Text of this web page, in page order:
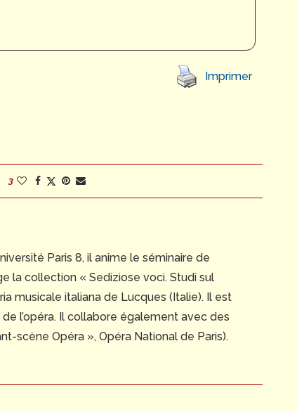
Imprimer
3
Paris 8, il anime le séminaire de
la collection « Sediziose voci. Studi sul
musicale italiana de Lucques (Italie). Il est
de l’opéra. Il collabore également avec des
scène Opéra », Opéra National de Paris).